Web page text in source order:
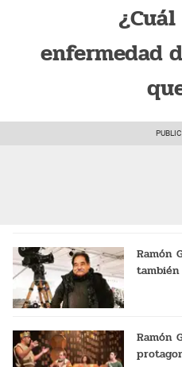
enfermedad
Ramón
también
Ramón